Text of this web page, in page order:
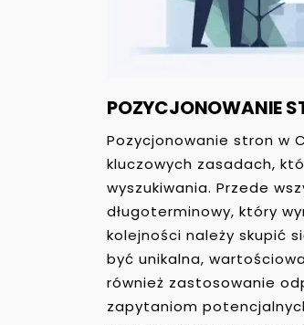
POZYCJONOWANIE
Pozycjonowanie stron w
kluczowych zasadach,
wyszukiwania. Przede
długoterminowy, który
kolejności należy skupić
być unikalna,
również zastosowanie
zapytaniom